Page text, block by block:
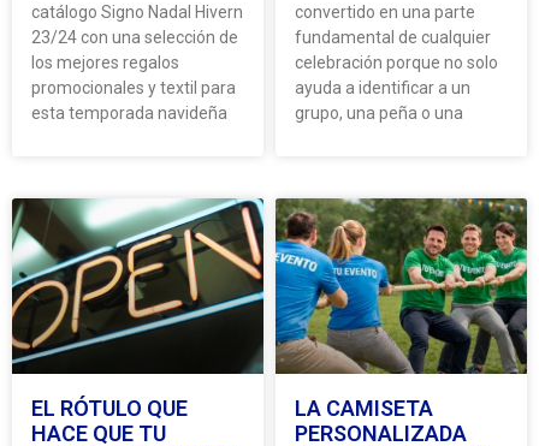
catálogo Signo Nadal Hivern
23/24 con una selección de
los mejores regalos
promocionales y textil para
esta temporada navideña
convertido en una parte
fundamental de cualquier
celebración porque no solo
ayuda a identificar a un
grupo, una peña o una
EL RÓTULO QUE
HACE QUE TU
LA CAMISETA
PERSONALIZADA